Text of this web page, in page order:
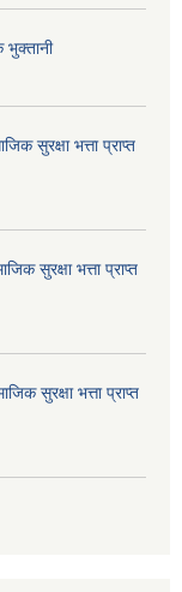
भुक्तानी
सुरक्षा भत्ता प्राप्त
सुरक्षा भत्ता प्राप्त
सुरक्षा भत्ता प्राप्त